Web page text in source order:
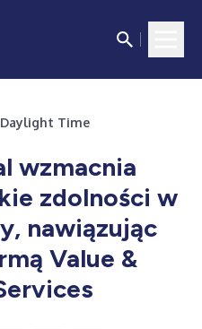
Daylight Time
wzmacnia
zdolności w
nawiązując
Value &